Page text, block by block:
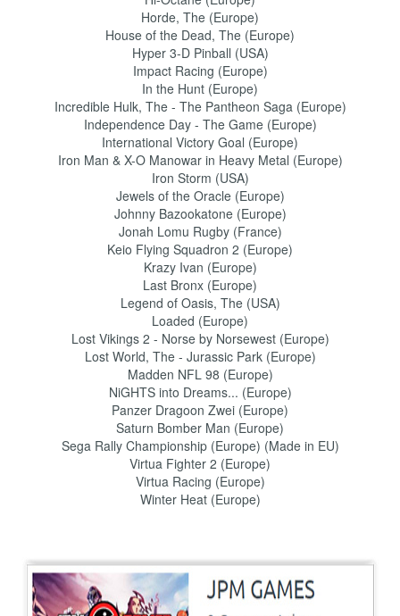
Horde, The (Europe)
House of the Dead, The (Europe)
Hyper 3-D Pinball (USA)
Impact Racing (Europe)
In the Hunt (Europe)
Incredible Hulk, The - The Pantheon Saga (Europe)
Independence Day - The Game (Europe)
International Victory Goal (Europe)
Iron Man & X-O Manowar in Heavy Metal (Europe)
Iron Storm (USA)
Jewels of the Oracle (Europe)
Johnny Bazookatone (Europe)
Jonah Lomu Rugby (France)
Keio Flying Squadron 2 (Europe)
Krazy Ivan (Europe)
Last Bronx (Europe)
Legend of Oasis, The (USA)
Loaded (Europe)
Lost Vikings 2 - Norse by Norsewest (Europe)
Lost World, The - Jurassic Park (Europe)
Madden NFL 98 (Europe)
NiGHTS into Dreams... (Europe)
Panzer Dragoon Zwei (Europe)
Saturn Bomber Man (Europe)
Sega Rally Championship (Europe) (Made in EU)
Virtua Fighter 2 (Europe)
Virtua Racing (Europe)
Winter Heat (Europe)